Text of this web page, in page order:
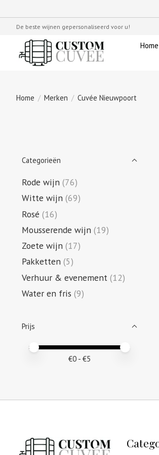
De beste wijnen gepersonaliseerd voor u!
Home
Home / Merken / Cuvée Nieuwpoort
Categorieën
Rode wijn (76)
Witte wijn (69)
Rosé (16)
Mousserende wijn (19)
Zoete wijn (17)
Pakketten (5)
Verhuur & evenement (12)
Water en fris (9)
Prijs
Minimale prijswaarde
Price maximum value
€0 - €5